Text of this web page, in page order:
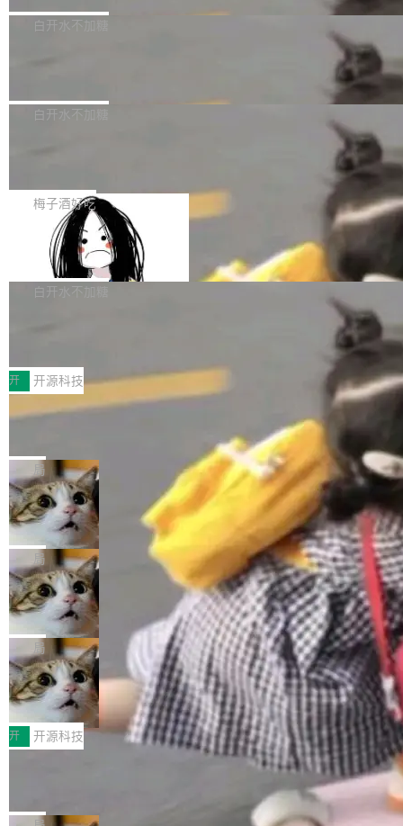
员工参与设立的专项资产管理计划。其中，Dee
获配9...
一个回归问题，该问题导致拉取镜像时会拒绝包
题，该问题可能导致在旧版 Linux 内核...
e 孵化器项目管理委员会（IPMC）投票中获得
P）！这一里程碑不仅标志着 Fluss 迈入新的发
白开水不加糖
长期停止内容更新，未能实现其作为“AI版维基百
提交的编辑请求也长期处于待处理状态。 Groki
pedia 于去年底上线，定位为由人工智能生成内
容的百科平台，被马斯克视为传统众包百科网站
维基百科的替代方案。Lawfare 调查发现，无论
热门页面还是低关注度页面，均未出现近期更
白开水不加糖
是这样的：配 MessageSource 的 Bean、写 R
eloadableResourceBundleMessageSource、
声明 LocaleResolver、注册 LocaleChangeInt
erceptor…五六步之后才能看到第一行翻译文
本。 Solon 换了个方式。整个 i18n 模块围绕三
梅子酒好吃
Apache Doris 4.1 全面增强 Iceberg：
支持 UPDATE、MERGE INTO 与 Iceb
erg V3
Apache Doris 4.1 要补齐的，正是缺失的那一
半。在已有查询能力的基础上，Doris 进一步支
常维护操作，并完整支持 Iceberg V3 格式。
白开水不加糖
村国家自主创新示范区会议中心开幕。本届大会
由中关村智联软件服务业质量创新联盟主办，以
“智构可信·质创未来——AI原生时代的质量新范
式”为主题，直面AI从实验室走向规模化产业落地
的核心质量命题。会上，《2026智能研发生产力
工具选型手册》发布，Testin云测的Testin XAge
nt智能测试系统入选AI测试领域代表产品。对CI
O而言，这提示了一个转变：AI测试正在从效率
工具升级为企业的质量基础设施。 CIO面对的新
现实 过去两年，CIO们的焦虑清单上多了两项：
一是如何让大模型和智能体应用安全地从PoC走
向生产，二是如何让测试团队跟得上AI应用...
开 开源科技
让非法状态不可表示：一篇关于 ADT
有一种东西，一旦用过就回不去了。Alex Fedos
eev 管它叫"软件设计的基石"。 他说的东西不新
鲜——代数数据类型（ADT），尤其是和类型
（sum type）。但他说清楚了一件事：这不是类
型系统的学术体操，是日常编码的思维方式。 文
章从一个简单的例子切入。一个网站的深色主题
设置，如果用布尔值 + 可空字段来表示——bool
ean 表示是否可切换，nullable 的默认模式、浅
色方案、深色方案——会产生大量无意义的组
合。方案缺了、配置冲突了、全 null 了。要知道
哪些组合有效，作者说，你得靠"文档、校验、或
者部落知识"。 换个写法。Rust 的 enum，两个
变体：Switchable...
局
Cloudflare 开源内部企业 AI 平台 Clou
dflare OS
Cloudflare 发布了一个开源项目 Cloudflare O
S。如果你只看官方博客，你会觉得这是又一
个"AI 知识库 + 聊天机器人"——每个大厂都在
做，没什么新鲜的。 但 Kenton Varda 在 Twitte
r 上把事情说清楚了： 今天我们发布了 Cloudfla
re OS，一个带连接器的聊天机器人，跟其他所
有科技公司做的一样。只不过，实际上它不一
样。这是 Sandstorm.io 的重制版，我十年前的
那个创业公司。不同的是，这次它构建在 Cloudf
lare Workers 上——我花了九年时间搭建的平台
——并且深度集成了 AI。这基本上是我十年秘密
局
Deno 团队开源 Celld，可自托管的分
布式 Durable Objects
Ryan Dahl 领导的 Deno 团队推出了最新开源项
目 Celld，一个能在自己机器上运行 Cloudflare
Workers 和 Durable Objects 的守护进程。 设
计思路很直接：每个对象是一个独立的 SQLite
数据库，按名称寻址，复制到你自己的 S3 兼容
存储库里。节点之间只通过这个存储库协调——
没有控制平面，没有共识协议。每个对象自带一
个小型数据库，应用天然按分片构建，单个数据
库的竞争和爆炸半径问题在设计层面就被消除
了。 闲置的 cell 会休眠到几乎不占资源。当 cel
局
鲁大师7月新机性能/流畅/AI榜：vivo夺
性能、流畅双第一，三星Galaxy Z系列
新折叠缺席
2026年7月的手机市场，由于存储等硬件成本暴
增，手机厂商的日子也不好过啊，新机速度明显
放缓，因此硝烟味淡了许多。新机参数规格除开
Fold8 / Z Flip8）外，其余要么是中低端机器，
例如iQOO Z11i、REDMI Note 17、REDMI No
开 开源科技
Zed 编辑器团队发布了新项目——DeltaDB，一
个在 git commit 之间记录每一次编辑操作的版